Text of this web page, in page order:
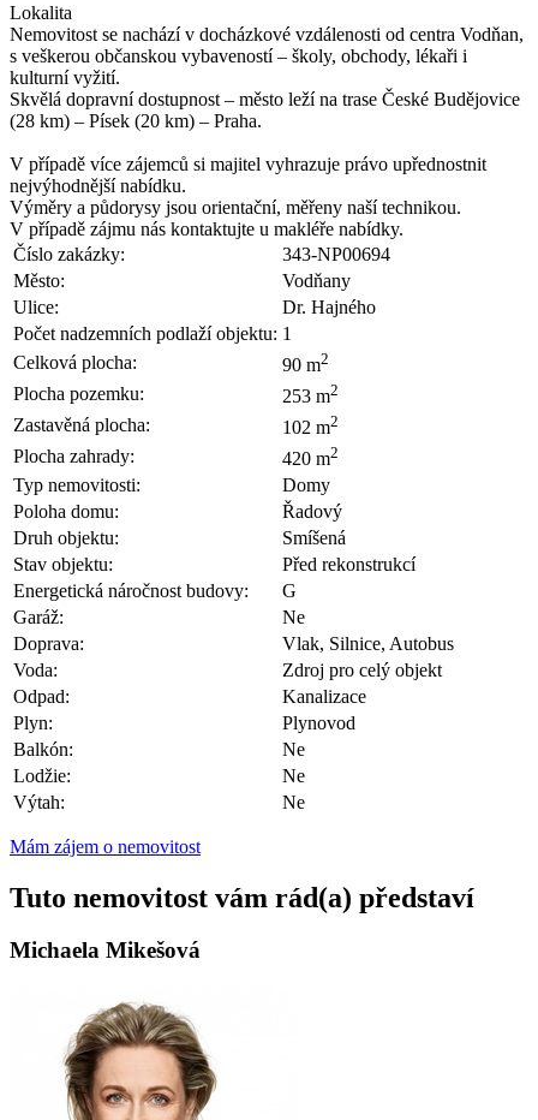
Lokalita
Nemovitost se nachází v docházkové vzdálenosti od centra Vodňan,
s veškerou občanskou vybaveností – školy, obchody, lékaři i
kulturní vyžití.
Skvělá dopravní dostupnost – město leží na trase České Budějovice
(28 km) – Písek (20 km) – Praha.
V případě více zájemců si majitel vyhrazuje právo upřednostnit
nejvýhodnější nabídku.
Výměry a půdorysy jsou orientační, měřeny naší technikou.
V případě zájmu nás kontaktujte u makléře nabídky.
Číslo zakázky:
343-NP00694
Město:
Vodňany
Ulice:
Dr. Hajného
Počet nadzemních podlaží objektu: 1
Celková plocha:
90 m2
Plocha pozemku: 253 m2
Zastavěná plocha: 102 m2
Plocha zahrady: 420 m2
Typ nemovitosti:
Domy
Poloha domu:
Řadový
Druh objektu:
Smíšená
Stav objektu:
Před rekonstrukcí
Energetická náročnost budovy:
G
Garáž:
Ne
Doprava:
Vlak, Silnice, Autobus
Voda:
Zdroj pro celý objekt
Odpad:
Kanalizace
Plyn:
Plynovod
Balkón:
Ne
Lodžie:
Ne
Výtah:
Ne
Mám zájem o nemovitost
Tuto nemovitost vám rád(a) představí
Michaela Mikešová